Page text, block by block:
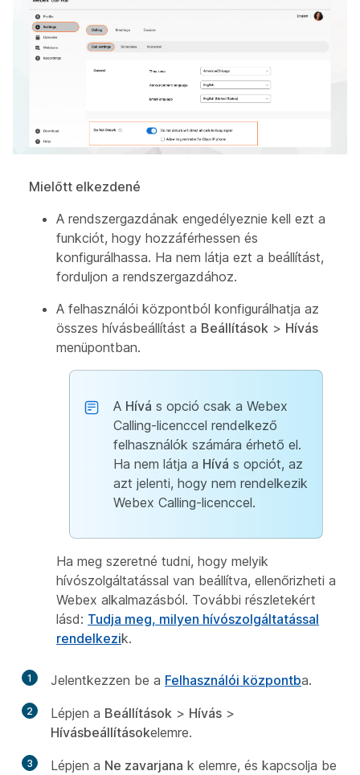
Mielőtt elkezdené
A rendszergazdának engedélyeznie kell ezt a
funkciót, hogy hozzáférhessen és
konfigurálhassa. Ha nem látja ezt a beállítást,
forduljon a rendszergazdához.
A felhasználói központból konfigurálhatja az
összes hívásbeállítást a Beállítások > Hívás
menüpontban.
A Hívá s opció csak a Webex
Calling-licenccel rendelkező
felhasználók számára érhető el.
Ha nem látja a Hívá s opciót, az
azt jelenti, hogy nem rendelkezik
Webex Calling-licenccel.
Ha meg szeretné tudni, hogy melyik
hívószolgáltatással van beállítva, ellenőrizheti a
Webex alkalmazásból. További részletekért
lásd: Tudja meg, milyen hívószolgáltatással
rendelkezik.
1 Jelentkezzen be a Felhasználói központba.
2 Lépjen a Beállítások > Hívás >
Hívásbeállításokelemre.
3 Lépjen a Ne zavarjana k elemre, és kapcsolja be